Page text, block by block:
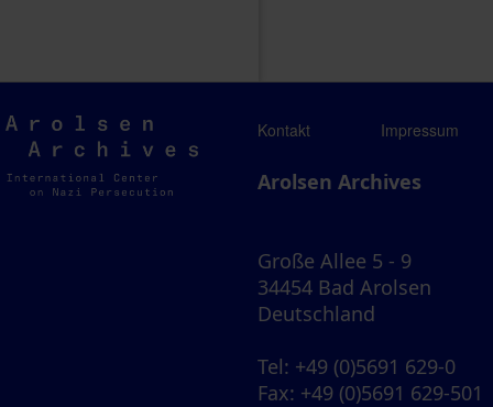
Arolsen
Archives
Kontakt Impressum
Arolsen Archives
Große Allee 5 - 9
34454 Bad Arolsen
Deutschland
Tel: +49 (0)5691 629-0
Fax: +49 (0)5691 629-501